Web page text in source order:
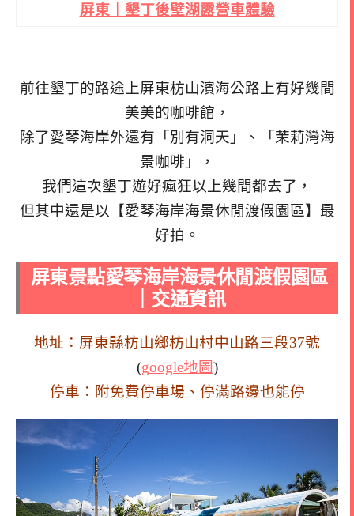
屏東｜墾丁後壁湖露營車體驗
前往墾丁的路途上屏東枋山濱海公路上有好幾間
美美的咖啡館，
除了愛琴海岸外還有「別有洞天」、「茉莉灣海
景咖啡」，
我們這次墾丁遊好瘋狂以上幾間都去了，
但其中還是以【愛琴海岸海景休閒渡假園區】最
好拍。
屏東景點愛琴海岸海景休閒渡假園區
｜交通資訊
地址：屏東縣枋山鄉枋山村中山路三段37號
(google地圖)
停車：附免費停車場、停滿路邊也能停